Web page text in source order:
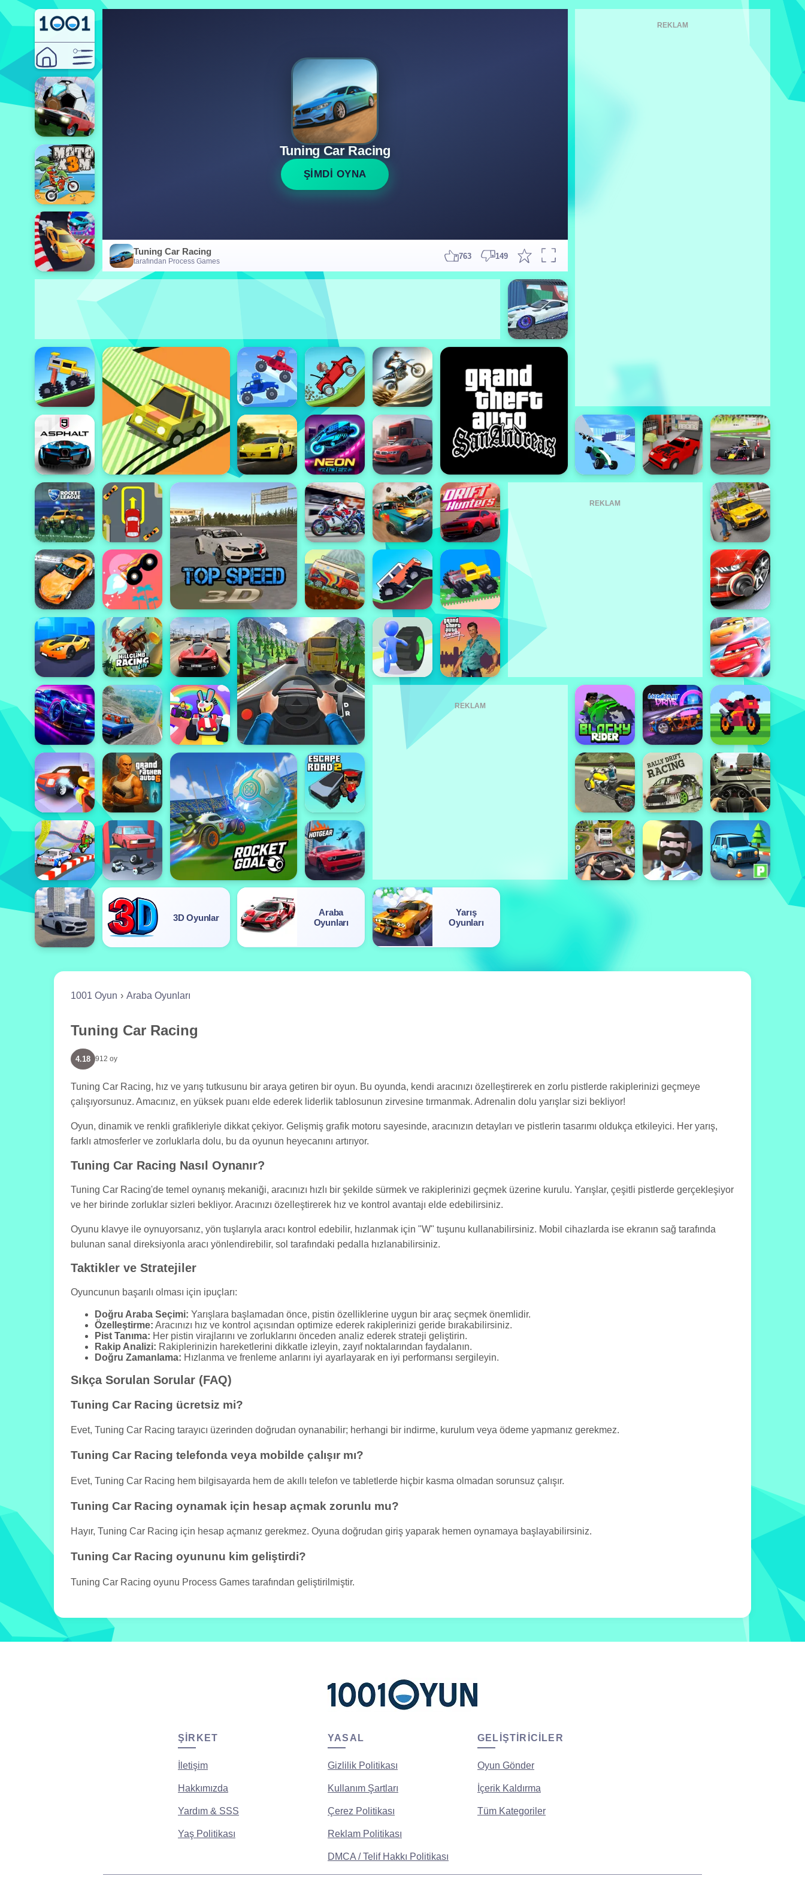
Tuning Car Racing
ŞİMDİ OYNA
Tuning Car Racing
tarafından Process Games
763 149
REKLAM
REKLAM
REKLAM
3D Oyunlar
Araba
Oyunları
Yarış
Oyunları
1001 Oyun Araba Oyunları
Tuning Car Racing
4.18 912 oy
Tuning Car Racing, hız ve yarış tutkusunu bir araya getiren bir oyun. Bu oyunda, kendi aracınızı özelleştirerek en zorlu pistlerde rakiplerinizi geçmeye
çalışıyorsunuz. Amacınız, en yüksek puanı elde ederek liderlik tablosunun zirvesine tırmanmak. Adrenalin dolu yarışlar sizi bekliyor!
Oyun, dinamik ve renkli grafikleriyle dikkat çekiyor. Gelişmiş grafik motoru sayesinde, aracınızın detayları ve pistlerin tasarımı oldukça etkileyici. Her yarış,
farklı atmosferler ve zorluklarla dolu, bu da oyunun heyecanını artırıyor.
Tuning Car Racing Nasıl Oynanır?
Tuning Car Racing'de temel oynanış mekaniği, aracınızı hızlı bir şekilde sürmek ve rakiplerinizi geçmek üzerine kurulu. Yarışlar, çeşitli pistlerde gerçekleşiyor
ve her birinde zorluklar sizleri bekliyor. Aracınızı özelleştirerek hız ve kontrol avantajı elde edebilirsiniz.
Oyunu klavye ile oynuyorsanız, yön tuşlarıyla aracı kontrol edebilir, hızlanmak için "W" tuşunu kullanabilirsiniz. Mobil cihazlarda ise ekranın sağ tarafında
bulunan sanal direksiyonla aracı yönlendirebilir, sol tarafındaki pedalla hızlanabilirsiniz.
Taktikler ve Stratejiler
Oyuncunun başarılı olması için ipuçları:
Doğru Araba Seçimi: Yarışlara başlamadan önce, pistin özelliklerine uygun bir araç seçmek önemlidir.
Özelleştirme: Aracınızı hız ve kontrol açısından optimize ederek rakiplerinizi geride bırakabilirsiniz.
Pist Tanıma: Her pistin virajlarını ve zorluklarını önceden analiz ederek strateji geliştirin.
Rakip Analizi: Rakiplerinizin hareketlerini dikkatle izleyin, zayıf noktalarından faydalanın.
Doğru Zamanlama: Hızlanma ve frenleme anlarını iyi ayarlayarak en iyi performansı sergileyin.
Sıkça Sorulan Sorular (FAQ)
Tuning Car Racing ücretsiz mi?
Evet, Tuning Car Racing tarayıcı üzerinden doğrudan oynanabilir; herhangi bir indirme, kurulum veya ödeme yapmanız gerekmez.
Tuning Car Racing telefonda veya mobilde çalışır mı?
Evet, Tuning Car Racing hem bilgisayarda hem de akıllı telefon ve tabletlerde hiçbir kasma olmadan sorunsuz çalışır.
Tuning Car Racing oynamak için hesap açmak zorunlu mu?
Hayır, Tuning Car Racing için hesap açmanız gerekmez. Oyuna doğrudan giriş yaparak hemen oynamaya başlayabilirsiniz.
Tuning Car Racing oyununu kim geliştirdi?
Tuning Car Racing oyunu Process Games tarafından geliştirilmiştir.
ŞIRKET
İletişim
Hakkımızda
Yardım & SSS
Yaş Politikası
YASAL
Gizlilik Politikası
Kullanım Şartları
Çerez Politikası
Reklam Politikası
DMCA / Telif Hakkı Politikası
GELIŞTIRICILER
Oyun Gönder
İçerik Kaldırma
Tüm Kategoriler